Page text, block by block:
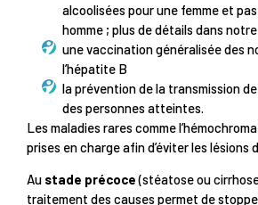
alcoolisées pour une femme et
homme ; plus de détails dans
une vaccination généralisée des
l’hépatite B
la prévention de la transmission
des personnes atteintes.
Les maladies rares comme
prises en charge afin d’éviter les lésions
Au stade précoce(stéatose ou
traitement des causes permet de